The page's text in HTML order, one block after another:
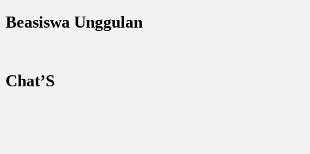
Beasiswa Unggulan
Chat’S